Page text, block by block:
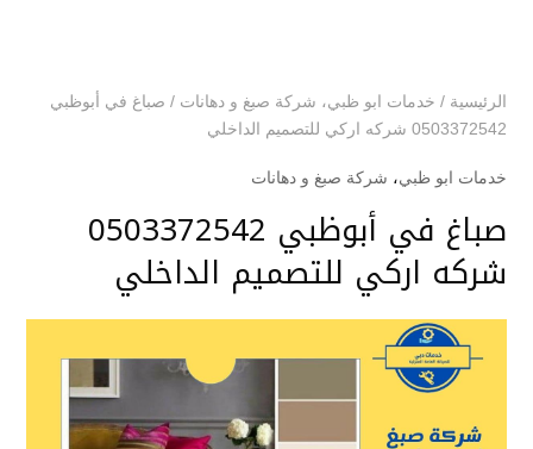
الرئيسية / خدمات ابو ظبي، شركة صبغ و دهانات / صباغ في أبوظبي
0503372542 شركه اركي للتصميم الداخلي
خدمات ابو ظبي، شركة صبغ و دهانات
صباغ في أبوظبي 0503372542
شركه اركي للتصميم الداخلي